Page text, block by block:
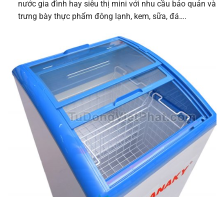
nước gia đình hay siêu thị mini với nhu cầu bảo quản và
trưng bày thực phẩm đông lạnh, kem, sữa, đá….